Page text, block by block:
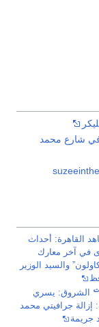
في شارع محمد
القاهرة: أحداث
في آخر معارك
والسيد الوزير
ت
الشروق: يسري
إزالة جرافيتي محمد
جريمة